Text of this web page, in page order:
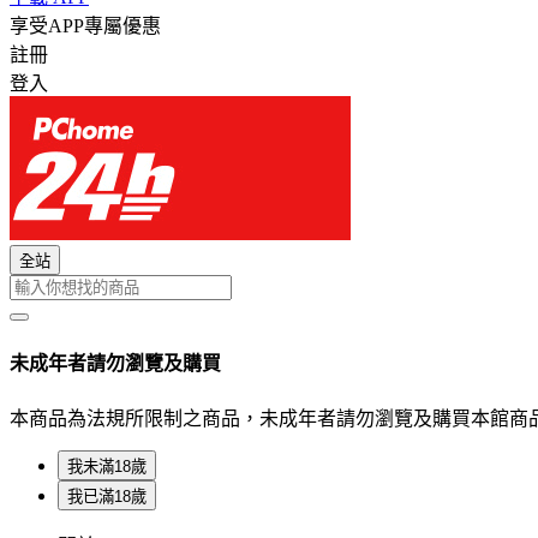
享受APP專屬優惠
註冊
登入
全站
未成年者請勿瀏覽及購買
本商品為法規所限制之商品，未成年者請勿瀏覽及購買本館商
我未滿18歲
我已滿18歲